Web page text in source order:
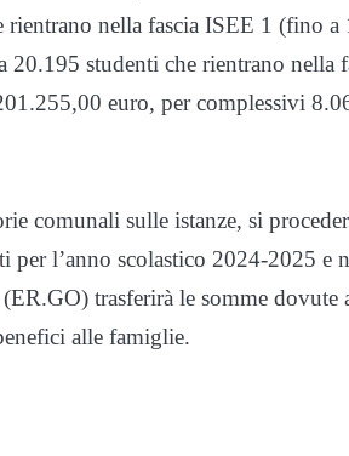
rientrano nella fascia ISEE 1 (fino
20.195 studenti che rientrano
euro, per complessivi
comunali sulle istanze, si
per l’anno scolastico 2024-2025 e
trasferirà le somme
alle famiglie.